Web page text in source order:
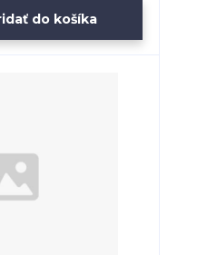
do košíka